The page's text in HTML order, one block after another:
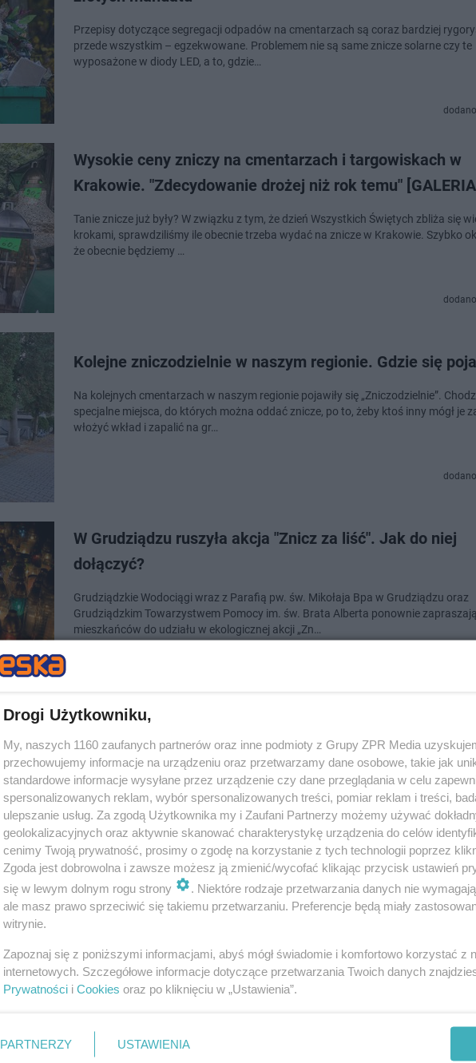
Przepisy dotyczące segregacji odpadów na cmentarzach są coraz bardziej
przede wszystkim – egzekwowane. Problemem nie są same znicze solarne czy te
wyposażone w diody LED, a to, gdzie…
Wysokie ceny zniczy na cmentarzach i targowiskach w
Krakowie. "Zdecydowanie drożej niż rok temu"
Tanie znicze już były? W związku z tym, że dzień Wszystkich Świętych zbliża się
krokami, sprawdziliśmy ile obecnie trzeba wydać na znicze w Krakowie. Szybko
że obecnie będziemy …
Kolejne zniczodzielnie w naszym regionie. Gdzie się
Na kolejnych cmentarzach w naszym regionie pojawiły się „Zniczodzielnie”.
specjalne miejsca, do których można oddać znicze, po to, żeby ktoś inny mógł je
włożyć wkład i zapalić na gr…
W Grudziądzu ruszyła akcja "Znicz za liść". Jak do niej
dołączyć?
Grudziądzkie Wodociągi wraz z Parafią pw. św. Mikołaja Bpa w Grudziądzu oraz
Grudziądzkim Towarzystwem Pomocy im. św. Brata Alberta ponownie zapraszają
mieszkańców do udziału w ekologicznej akcji „Zn…
Szykujesz się na Wszystkich Świętych? Te ceny zniczy
cię zaskoczyć
Zbliżający się 1 listopada to dla milionów Polaków czas zadumy i odwiedzin
najbliższych. Tradycyjnie wiąże się to również ze sporymi wydatkami na znicze.
możemy spodziewać się w 202…
Co zrobić, żeby znicz dłużej się palił? Te sposoby mogą
Znicz, który gaśnie po kilku godzinach, potrafi zepsuć nastrój zadumy i pamięci.
szczęście istnieją proste sposoby, dzięki którym płomień będzie palił się znacznie
Drogi Użytkowniku,
My, naszych 1160 zaufanych partnerów oraz inne podmioty z Grupy ZPR Media
przechowujemy informacje na urządzeniu oraz przetwarzamy dane osobowe, takie jak
standardowe informacje wysyłane przez urządzenie czy dane przeglądania w celu
spersonalizowanych reklam, wybór spersonalizowanych treści, pomiar reklam i treści,
ulepszanie usług. Za zgodą Użytkownika my i Zaufani Partnerzy możemy używać
geolokalizacyjnych oraz aktywnie skanować charakterystykę urządzenia do celów
cenimy Twoją prywatność, prosimy o zgodę na korzystanie z tych technologii poprzez
Zgoda jest dobrowolna i zawsze możesz ją zmienić/wycofać klikając przycisk ustawień
się w lewym dolnym rogu strony
. Niektóre rodzaje przetwarzania danych nie
ale masz prawo sprzeciwić się takiemu przetwarzaniu. Preferencje będą miały
witrynie.
Zapoznaj się z poniższymi informacjami, abyś mógł świadomie i komfortowo korzystać z
internetowych. Szczegółowe informacje dotyczące przetwarzania Twoich danych
Prywatności i Cookies oraz po kliknięciu w „Ustawienia”.
PARTNERZY USTAWIENIA